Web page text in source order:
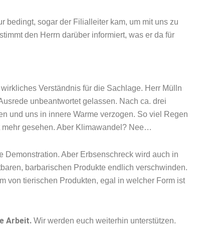
bedingt, sogar der Filialleiter kam, um mit uns zu
den Herrn darüber informiert, was er da für
Verständnis für die Sachlage. Herr Mülln
unbeantwortet gelassen. Nach ca. drei
und uns in innere Warme verzogen. So viel Regen
gesehen. Aber Klimawandel? Nee…
Demonstration. Aber Erbsenschreck wird auch in
barbarischen Produkte endlich verschwinden.
von tierischen Produkten, egal in welcher Form ist
Arbeit. Wir werden euch weiterhin unterstützen.